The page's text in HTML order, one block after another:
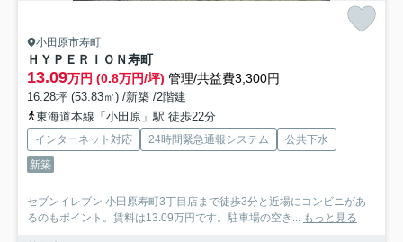
小田原市寿町
ＨＹＰＥＲＩＯＮ寿町
13.09万円 (0.8万円/坪) 管理/共益費3,300円
16.28坪 (53.83㎡) /新築 /2階建
東海道本線「小田原」駅 徒歩22分
インターネット対応 24時間緊急通報システム
公共下水
新築
セブンイレブン 小田原寿町3丁目店まで徒歩3分と近場にコンビニがあ
るのもポイント。賃料は13.09万円です。駐車場の空き... もっと見る